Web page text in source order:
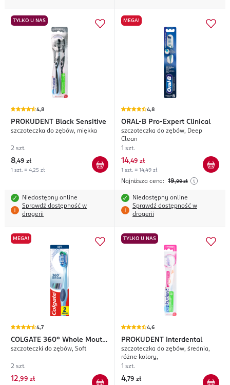
TYLKO U NAS
4,8
PROKUDENT Black Sensitive
szczoteczka do zębów, miękka
2 szt.
8,49 zł
1 szt. = 4,25 zł
Niedostępny online
Sprawdź dostępność w
drogerii
MEGA!
4,8
ORAL-B Pro-Expert Clinical
szczoteczka do zębów, Deep
Clean
1 szt.
14,49 zł
1 szt. = 14,49 zł
Najniższa cena: 19,99 zł
Niedostępny online
Sprawdź dostępność w
drogerii
MEGA!
4,7
COLGATE 360° Whole Mouth
Clean
szczoteczki do zębów, Soft
2 szt.
12,99 zł
TYLKO U NAS
4,6
PROKUDENT Interdental
szczoteczka do zębów, średnia,
różne kolory,
1 szt.
4,79 zł